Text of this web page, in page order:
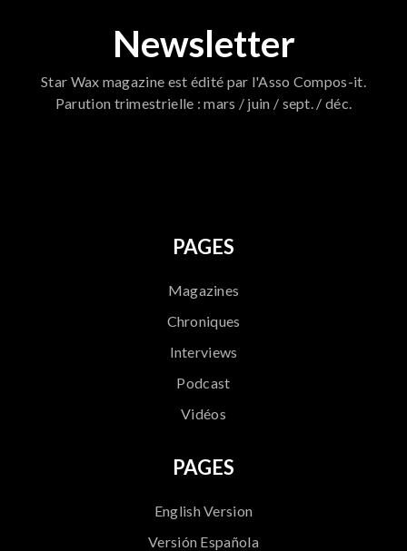
Newsletter
Star Wax magazine est édité par l'Asso Compos-it.
Parution trimestrielle : mars / juin / sept. / déc.
PAGES
Magazines
Chroniques
Interviews
Podcast
Vidéos
PAGES
English Version
Versión Española